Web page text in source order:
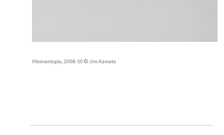
Momentopia, 2008-10 © Jiro Kamata